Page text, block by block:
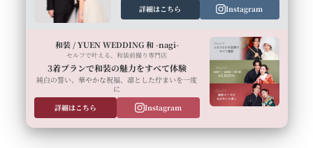
詳細はこちら
Instagram
和装 / YUEN WEDDING 和 -nagi-
セルフで叶える、和装前撮り専門店
3着プランで和装の魅力をすべて体験
純白の誓い、華やかな祝福、凛とした佇まいを一度
に
詳細はこちら
Instagram